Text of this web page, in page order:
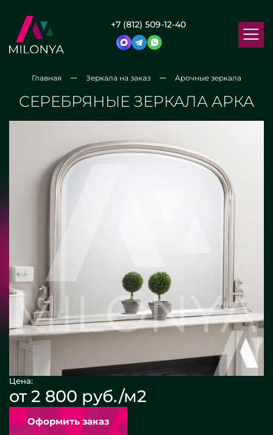
+7 (812) 509-12-40
Главная Зеркала на заказ Арочные зеркала
СЕРЕБРЯНЫЕ ЗЕРКАЛА АРКА
Цена:
от 2 800 руб./м2
Оформить заказ